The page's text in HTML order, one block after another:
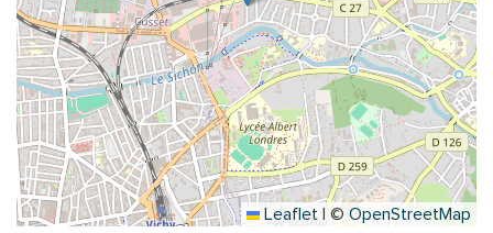
Leaflet |©OpenStreetMap